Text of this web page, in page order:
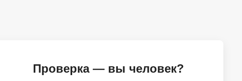
Проверка — вы человек?